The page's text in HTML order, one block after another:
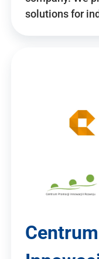
solutions for